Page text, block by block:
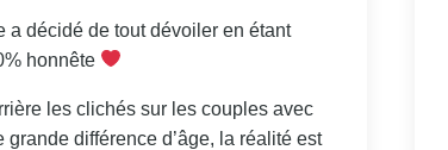
a décidé de tout dévoiler en étant
honnête
les clichés sur les couples avec
grande différence d’âge, la réalité est